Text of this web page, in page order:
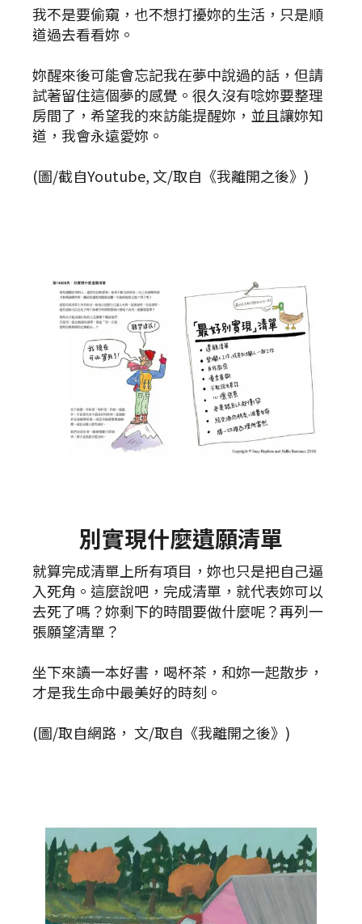
我不是要偷窺，也不想打擾妳的生活，只是順
道過去看看妳。
妳醒來後可能會忘記我在夢中說過的話，但請
試著留住這個夢的感覺。很久沒有唸妳要整理
房間了，希望我的來訪能提醒妳，並且讓妳知
道，我會永遠愛妳。
(圖/截自Youtube, 文/取自《我離開之後》)
別實現什麼遺願清單
就算完成清單上所有項目，妳也只是把自己逼
入死角。這麼說吧，完成清單，就代表妳可以
去死了嗎？妳剩下的時間要做什麼呢？再列一
張願望清單？
坐下來讀一本好書，喝杯茶，和妳一起散步，
才是我生命中最美好的時刻。
(圖/取自網路， 文/取自《我離開之後》)